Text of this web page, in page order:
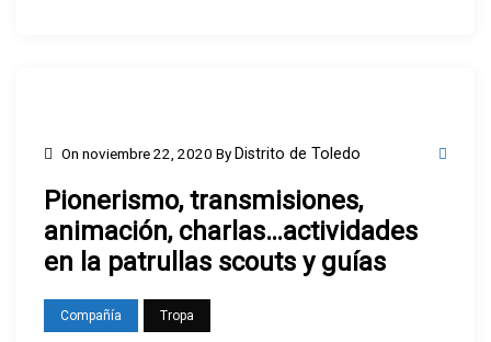
On noviembre 22, 2020 By Distrito de Toledo
Pionerismo, transmisiones,
animación, charlas…actividades
en la patrullas scouts y guías
Compañía Tropa